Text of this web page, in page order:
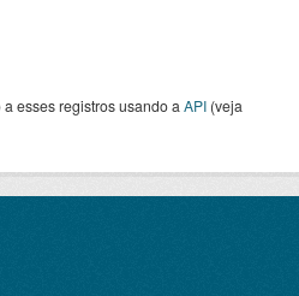
esses registros usando a API (veja